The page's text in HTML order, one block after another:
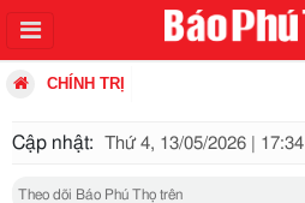
CHÍNH TRỊ
Cập nhật: Thứ 4, 13/05/2026 | 17:34
Theo dõi Báo Phú Thọ trên